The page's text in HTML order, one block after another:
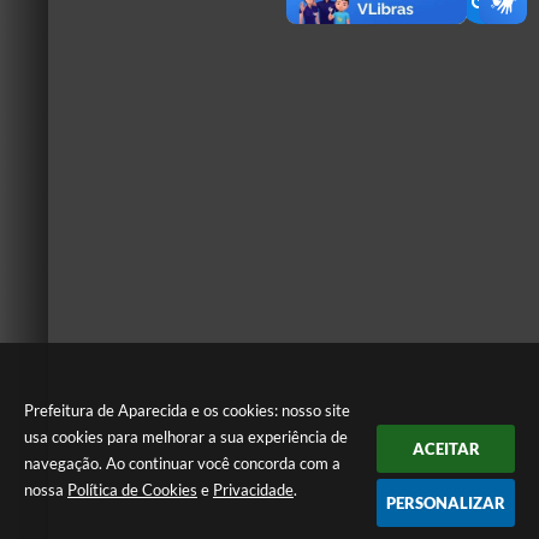
Prefeitura de Aparecida e os cookies: nosso site
usa cookies para melhorar a sua experiência de
navegação. Ao continuar você concorda com a
nossa Política de Cookies e Privacidade.
ACEITAR
PERSONALIZAR